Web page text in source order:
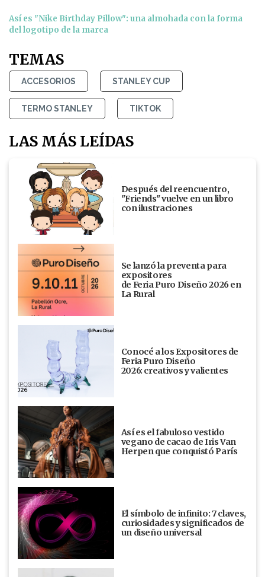
Así es "Nike Birthday Pillow": una almohada con la forma
del logotipo de la marca
TEMAS
ACCESORIOS STANLEY CUP
TERMO STANLEY TIKTOK
LAS MÁS LEÍDAS
Después del reencuentro,
"Friends" vuelve en un libro
con ilustraciones
Se lanzó la preventa para
expositores
de Feria Puro Diseño 2026 en
La Rural
Conocé a los Expositores de
Feria Puro Diseño
2026: creativos y valientes
Así es el fabuloso vestido
vegano de cacao de Iris Van
Herpen que conquistó París
El símbolo de infinito: 7 claves,
curiosidades y significados de
un diseño universal